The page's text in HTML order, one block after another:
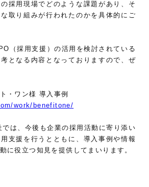
採用現場でどのような課題があり、そ
取り組みが行われたのかを具体的にご
（採用支援）の活用を検討されている
となる内容となっておりますので、ぜ
・ワン様 導入事例
work/benefitone/
は、今後も企業の採用活動に寄り添い
支援を行うとともに、導入事例や情報
に役立つ知見を提供してまいります。